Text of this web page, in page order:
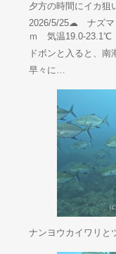
夕方の時間にイカ狙
2026/5/25☁ ナズ
ｍ 気温19.0-23.1℃
ドボンと入ると、南
早々に…
ナンヨウカイワリと